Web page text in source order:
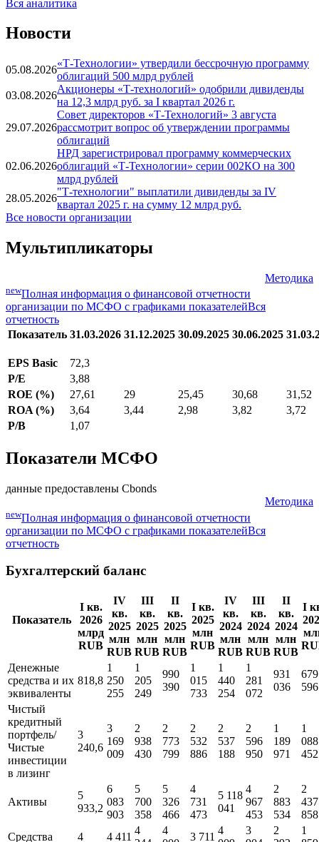
Вся аналитика
Новости
05.08.2026
«Т-Технологии» утвердили бессрочную программу
облигаций 500 млрд рублей
03.08.2026
Акционеры «Т-технологий» одобрили дивиденды
на 12,3 млрд руб. за I квартал 2026 г.
29.07.2026
Совет директоров «Т-Технологий» 3 августа
рассмотрит вопрос об утверждении программы
облигаций
02.06.2026
НРД зарегистрировал программу коммерческих
облигаций «Т-Технологии» серии 002КО на 300
млрд рублей
28.05.2026
"Т-технологии" выплатили дивиденды за IV
квартал 2025 г. на сумму 12 млрд руб.
Все новости организации
Мультипликаторы
Методика
newПолная информация о финансовой отчетности
организации по МСФО с графиками показателейВся
отчетность
Показатель 31.03.2026 31.12.2025 30.09.2025 30.06.2025
EPS Basic
72,3
P/E
3,88
ROE (%)
27,61 29 25,45 30,68
31,52
ROA (%)
3,64 3,44 2,98 3,82
3,72
P/B
1,07
Показатели МСФО
данные предоставлены Cbonds
Методика
newПолная информация о финансовой отчетности
организации по МСФО с графиками показателейВся
отчетность
Бухгалтерский баланс
Показатель
I кв.
2026
млрд
RUB
IV
кв.
2025
млн
RUB
III
кв.
2025
млн
RUB
II
кв.
2025
млн
RUB
I кв.
2025
млн
RUB
IV
кв.
2024
млн
RUB
III
кв.
2024
млн
RUB
II
кв.
2024
млн
RUB
I
Денежные
средства и их
эквиваленты
818,8
1
250
255
1
205
249
990
390
1
015
733
1
440
254
1
281
072
931
036
679
596
Чистый
кредитный
портфель/
Чистые
инвестиции
в лизинг
3
240,6
3
169
009
2
938
430
2
773
799
2
532
886
2
537
188
2
596
950
1
189
971
1
088
452
Активы
5
933,2
6
083
903
5
700
358
5
326
466
4
731
473
5 118
041
4
967
453
2
883
534
2
437
858
Средства
4 4 411
4
4
3 711
4
3
2
1